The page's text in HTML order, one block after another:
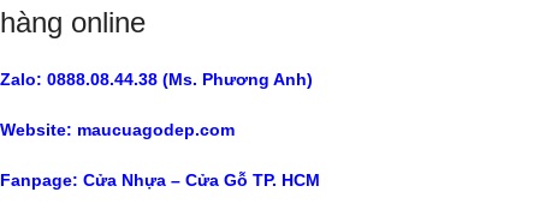
hàng online
Zalo: 0888.08.44.38 (Ms. Phương Anh)
Website: maucuagodep.com
Fanpage: Cửa Nhựa – Cửa Gỗ TP. HCM